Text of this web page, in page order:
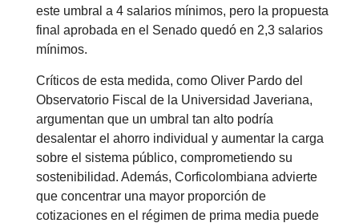
este umbral a 4 salarios mínimos, pero la propuesta
final aprobada en el Senado quedó en 2,3 salarios
mínimos.
Críticos de esta medida, como Oliver Pardo del
Observatorio Fiscal de la Universidad Javeriana,
argumentan que un umbral tan alto podría
desalentar el ahorro individual y aumentar la carga
sobre el sistema público, comprometiendo su
sostenibilidad. Además, Corficolombiana advierte
que concentrar una mayor proporción de
cotizaciones en el régimen de prima media puede